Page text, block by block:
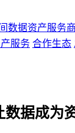
数据资产服务商
服务 合作生态
数据成为